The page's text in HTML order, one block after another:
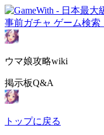
事前ガチャ ゲーム検索
ウマ娘攻略wiki
掲示板Q&A
トップに戻る